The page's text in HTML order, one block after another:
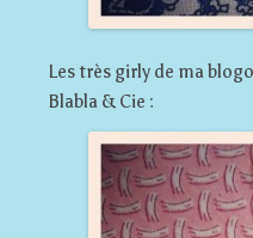
Les très girly de ma
Blabla & Cie :